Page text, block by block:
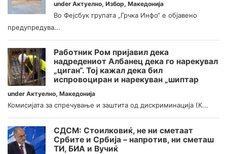
under Актуелно, Избор, Македонија
Во Фејсбук групата „Грчка Инфо“ е објавено
предупредува...
Работник Ром пријавил дека
надредениот Албанец дека го нарекувал
„циган“. Тој кажал дека бил
испровоциран и нарекуван „шиптар
under Актуелно, Македонија
Комисијата за спречување и заштита од дискриминација (К...
СДСМ: Стоилковиќ, не ни сметаат
Србите и Србија – напротив, ни сметаш
ТИ, БИА и Вучиќ